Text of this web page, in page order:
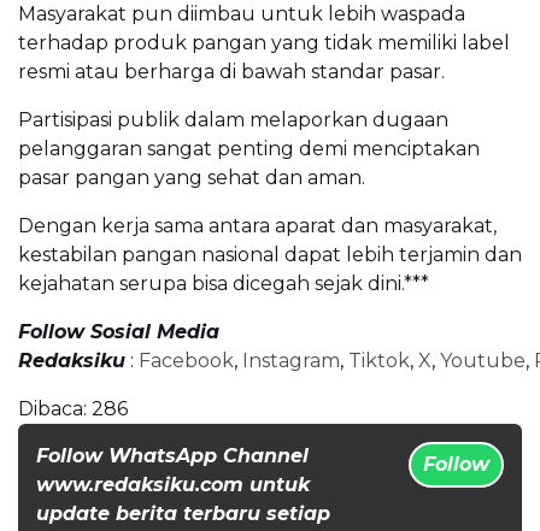
Masyarakat pun diimbau untuk lebih waspada
terhadap produk pangan yang tidak memiliki label
resmi atau berharga di bawah standar pasar.
Partisipasi publik dalam melaporkan dugaan
pelanggaran sangat penting demi menciptakan
pasar pangan yang sehat dan aman.
Dengan kerja sama antara aparat dan masyarakat,
kestabilan pangan nasional dapat lebih terjamin dan
kejahatan serupa bisa dicegah sejak dini.***
Follow Sosial Media
Redaksiku : Facebook, Instagram, Tiktok, X, Youtube,
Dibaca: 286
Follow WhatsApp Channel
www.redaksiku.com untuk
update berita terbaru setiap
Follow